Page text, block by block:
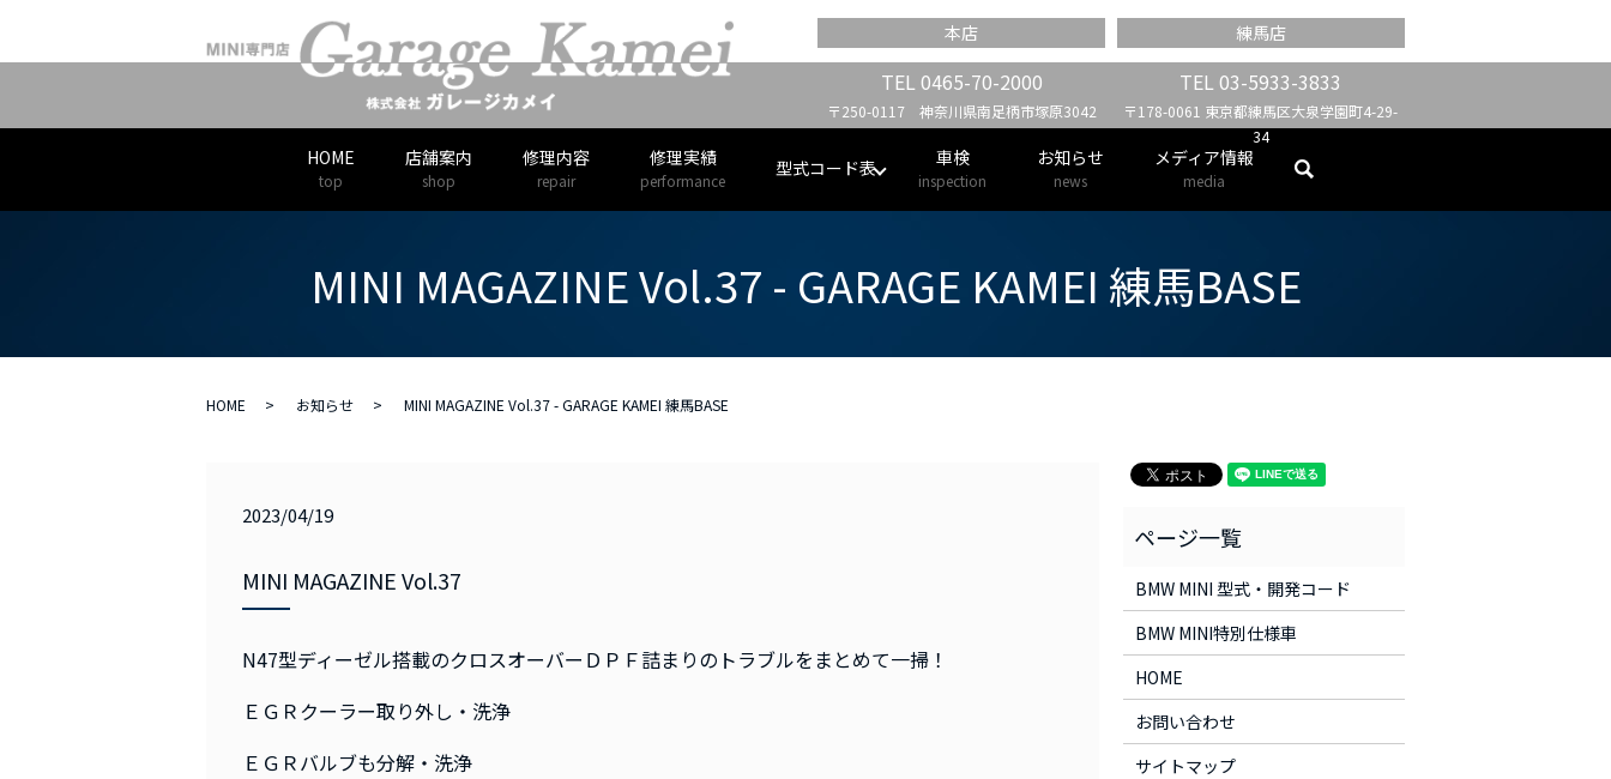
練馬店
TEL03-5933-3833
〒178-0061 東京都練馬区大泉学園町4-29-
34
本店
TEL0465-70-2000
〒250-0117 神奈川県南足柄市塚原3042
HOME
top
店舗案内
shop
修理内容
repair
修理実績
performance
型式コード表 車検
inspection
お知らせ
news
メディア情報
media search
MINI MAGAZINE Vol.37 - GARAGE KAMEI 練馬BASE
HOME お知らせ MINI MAGAZINE Vol.37 - GARAGE KAMEI 練馬BASE
2023/04/19
MINI MAGAZINE Vol.37
N47型ディーゼル搭載のクロスオーバーＤＰＦ詰まりのトラブルをまとめて一掃！
ＥＧＲクーラー取り外し・洗浄
ＥＧＲバルブも分解・洗浄
BMW MINI 型式・開発コード
BMW MINI特別仕様車
HOME
お問い合わせ
サイトマップ